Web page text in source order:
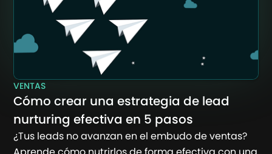
VENTAS
Cómo crear una estrategia de lead
nurturing efectiva en 5 pasos
¿Tus leads no avanzan en el embudo de ventas?